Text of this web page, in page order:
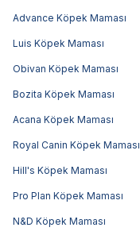
Advance Köpek Maması
Luis Köpek Maması
Obivan Köpek Maması
Bozita Köpek Maması
Acana Köpek Maması
Royal Canin Köpek Maması
Hill's Köpek Maması
Pro Plan Köpek Maması
N&D Köpek Maması